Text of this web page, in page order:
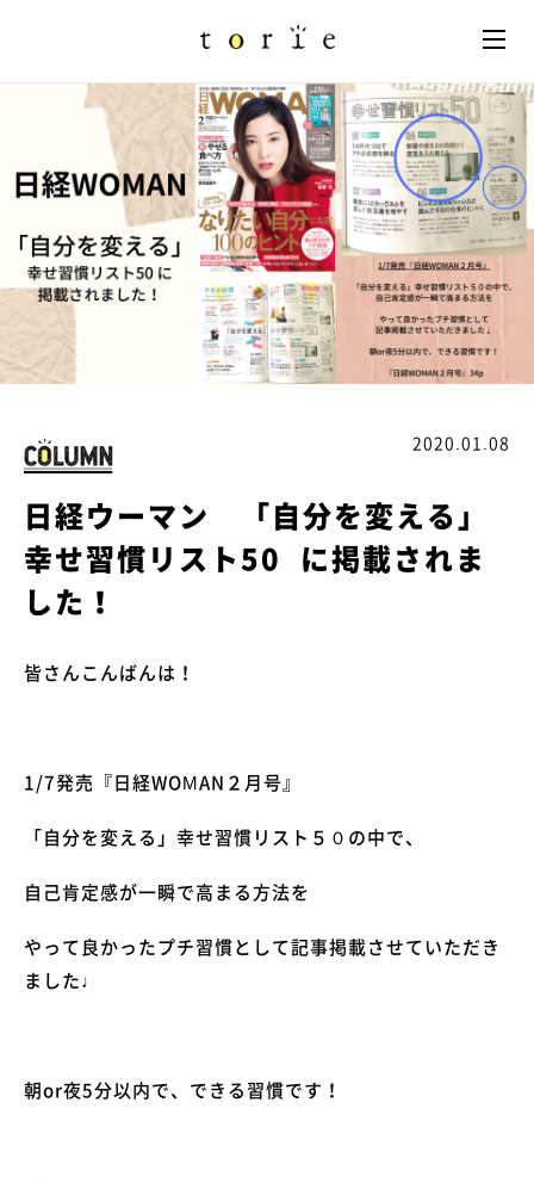
日経ウーマン 「自分を変える」
幸せ習慣リスト50 に掲載されま
した！
2020.01.08
皆さんこんばんは！
1/7発売『日経WOMAN ２月号』
「自分を変える」幸せ習慣リスト５０の中で、
自己肯定感が一瞬で高まる方法を
やって良かったプチ習慣として記事掲載させていただき
ました♩
朝or夜5分以内で、できる習慣です！